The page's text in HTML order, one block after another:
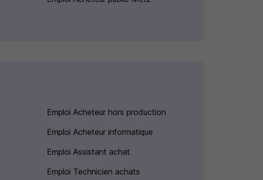
Emploi Acheteur hors production
Emploi Acheteur informatique
Emploi Assistant achat
Emploi Technicien achats